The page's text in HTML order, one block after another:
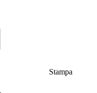
Stampa